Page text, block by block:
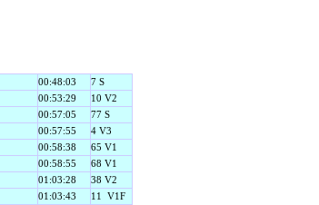
00:48:03
7 S
00:53:29
10 V2
00:57:05
77 S
00:57:55
4 V3
00:58:38
65 V1
00:58:55
68 V1
01:03:28
38 V2
01:03:43 11
V1F